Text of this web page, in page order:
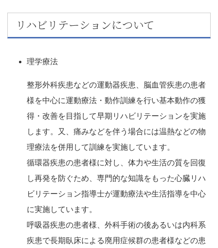
リハビリテーションについて
理学療法
整形外科疾患などの運動器疾患、脳血管疾患の患者
様を中心に運動療法・動作訓練を行い基本動作の獲
得・改善を目指して早期リハビリテーションを実施
します。又、痛みなどを伴う場合には温熱などの物
理療法を併用して訓練を実施しています。
循環器疾患の患者様に対し、体力や生活の質を回復
し再発を防ぐため、専門的な知識をもった心臓リハ
ビリテーション指導士が運動療法や生活指導を中心
に実施しています。
呼吸器疾患の患者様、外科手術の後あるいは内科系
疾患で長期臥床による廃用症候群の患者様などの患